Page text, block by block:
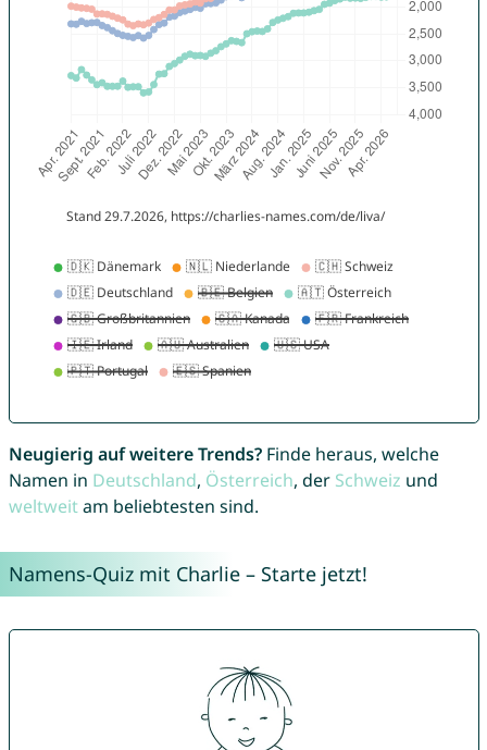
Neugierig auf weitere Trends?Finde heraus, welche
Namen in Deutschland, Österreich, der Schweiz und
weltweitam beliebtesten sind.
Namens-Quiz mit Charlie – Starte jetzt!